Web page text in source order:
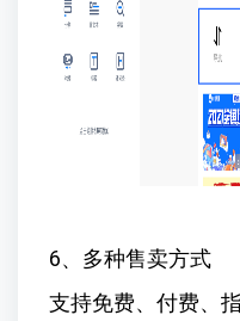
6、多种售卖方式
支持免费、付费、